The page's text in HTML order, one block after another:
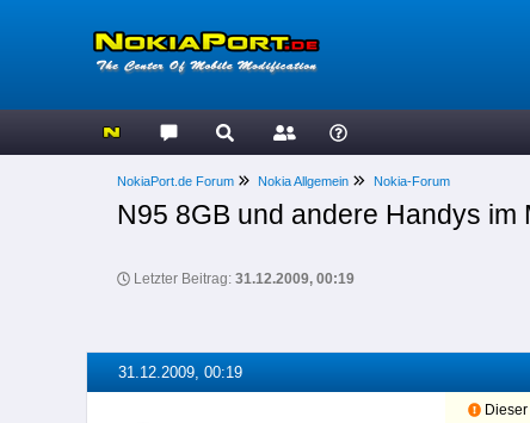
NokiaPort.de Forum Nokia Allgemein Nokia-Forum
N95 8GB und andere Handys
Letzter Beitrag:31.12.2009, 00:19
31.12.2009, 00:19